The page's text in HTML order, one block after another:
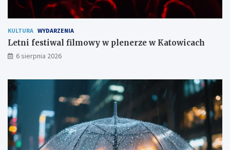
KULTURA WYDARZENIA
Letni festiwal filmowy w plenerze w Katowicach
6 sierpnia 2026